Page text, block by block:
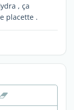
, ça
placette .